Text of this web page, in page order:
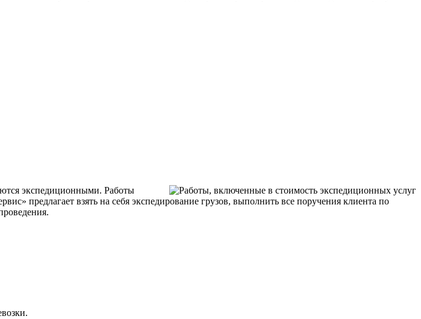
экспедиционными. Работы
предлагает взять на себя экспедирование грузов, выполнить все поручения клиента по